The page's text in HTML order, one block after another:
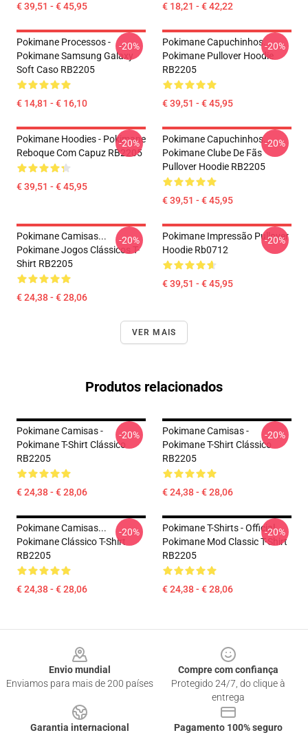
€ 39,51 - € 45,95 € 18,21 - € 42,22
Pokimane Processos -
Pokimane Samsung Galaxy
Soft Caso RB2205
€ 14,81 - € 16,10
-20%
Pokimane Capuchinhos...
Pokimane Pullover Hoodie
RB2205
€ 39,51 - € 45,95
-20%
Pokimane Hoodies - Pokimane
Reboque Com Capuz RB2205
€ 39,51 - € 45,95
-20%
Pokimane Capuchinhos...
Pokimane Clube De Fãs
Pullover Hoodie RB2205
€ 39,51 - € 45,95
-20%
Pokimane Camisas...
Pokimane Jogos Clássicos T-
Shirt RB2205
€ 24,38 - € 28,06
-20%
Pokimane Impressão Pullover
Hoodie Rb0712
€ 39,51 - € 45,95
-20%
VER MAIS
Produtos relacionados
Pokimane Camisas -
Pokimane T-Shirt Clássico
RB2205
€ 24,38 - € 28,06
-20%
Pokimane Camisas -
Pokimane T-Shirt Clássico
RB2205
€ 24,38 - € 28,06
-20%
Pokimane Camisas...
Pokimane Clássico T-Shirt
RB2205
€ 24,38 - € 28,06
-20%
Pokimane T-Shirts - Official
Pokimane Mod Classic T-Shirt
RB2205
€ 24,38 - € 28,06
-20%
Envio mundial
Enviamos para mais de 200 países
Compre com confiança
Protegido 24/7, do clique à
entrega
Garantia internacional
Pagamento 100% seguro